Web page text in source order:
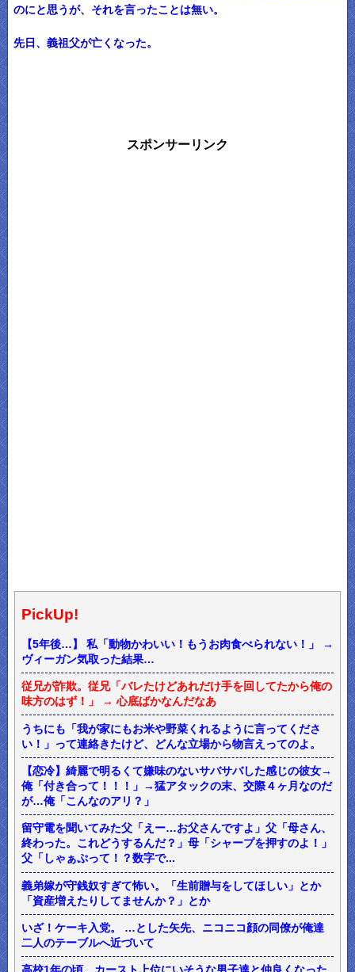
のにと思うが、それを言ったことは無い。
先日、義祖父が亡くなった。
スポンサーリンク
PickUp!
【5年後…】 私「動物かわいい！もうお肉食べられない！」 →
ヴィーガン気取った結果…
従兄が詐欺。従兄「バレたけどあれだけ手を回してたから俺の
味方のはず！」 → 心底ばかなんだなあ
うちにも「我が家にもお米や野菜くれるように言ってくださ
い！」って連絡きたけど、どんな立場から物言えってのよ。
【恋冷】綺麗で明るくて嫌味のないサバサバした感じの彼女→
俺「付き合って！！！」→猛アタックの末、交際４ヶ月なのだ
が…俺「こんなのアリ？」
留守電を聞いてみた父「えー…お父さんですよ」父「母さん、
終わった。これどうするんだ？」母「シャープを押すのよ！」
父「しゃぁぷって！？数字で...
義弟嫁が守銭奴すぎて怖い。「生前贈与をしてほしい」とか
「資産増えたりしてませんか？」とか
いざ！ケーキ入党。 …とした矢先、ニコニコ顔の同僚が俺達
二人のテーブルへ近づいて